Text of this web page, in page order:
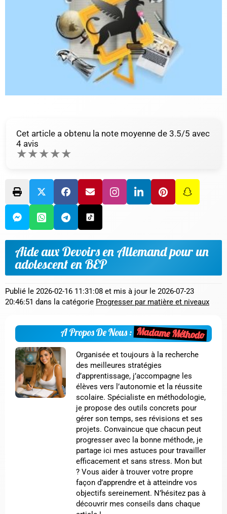
Cet article a obtenu la note moyenne de 3.5/5 avec
4 avis
★★★★★
Aide aux Devoirs en Allemand pour un
adolescent en BEP
Publié le 2026-02-16 11:31:08 et mis à jour le 2026-07-23
20:46:51 dans la catégorie Progresser par matière et niveaux
A Propos De Nous :Madame Méthodo
Organisée et toujours à la recherche
des meilleures stratégies
d’apprentissage, j’accompagne les
élèves vers l’autonomie et la réussite
scolaire. Spécialiste en méthodologie,
je propose des outils concrets pour
gérer son temps, ses révisions et ses
projets. Convaincue que chacun peut
progresser avec la bonne méthode, je
partage ici mes astuces pour travailler
efficacement et sans stress. Mon but
? Vous aider à trouver votre propre
façon d’apprendre et à atteindre vos
objectifs sereinement. N’hésitez pas à
découvrir mes conseils dans chaque